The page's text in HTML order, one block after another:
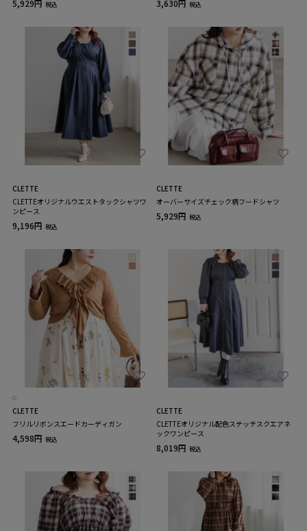
5,929円 税込 3,630円 税込
CLETTE
CLETTEオリジナルウエストタックシャツワ
ンピース
9,196円 税込
CLETTE
オーバーサイズチェック柄フードシャツ
5,929円 税込
CLETTE
フリルリボンスエードカーディガン
4,598円 税込
CLETTE
CLETTEオリジナル配色ステッチスクエアネ
ックワンピース
8,019円 税込